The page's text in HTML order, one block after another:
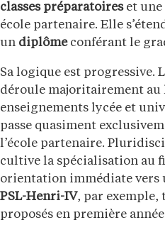
classes préparatoireset une
école partenaire. Elle
un diplômeconférant le
Sa logique est progressive.
déroule majoritairement au
enseignements lycée et
passe quasiment
l’école partenaire.
cultive la spécialisation au
orientation immédiate vers
PSL-Henri-IV, par exemple,
proposés en première